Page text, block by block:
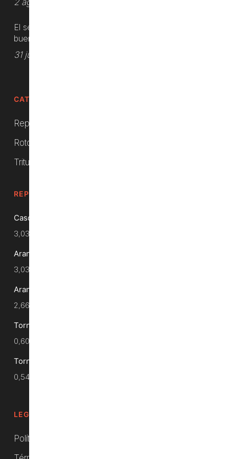
2 agosto, 2026
El sector del turismo rural español arrojó
buenos números
31 julio, 2026
CATEGORÍAS DEL PRODUCTO
Repuestos
Rotocultivadores
Trituradoras
REPUESTOS
Casquillo Trituradora 16.25 X 25 X 20
3,03
Arandela Interior Ø 45 x 26 x 6
3,03
Arandela Interior Ø 40 x 16.5 x 12
2,66
Tornillo SAE 1/2 x 45 - Calidad 10.9
0,60
Tornillo SAE 1/2 x 40 - Calidad 10.9
0,54
LEGALES
Política de privacidad